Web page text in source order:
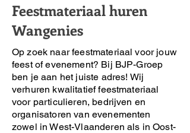
Feestmateriaal huren
Wangenies
Op zoek naar feestmateriaal voor jouw
feest of evenement? Bij BJP-Groep
ben je aan het juiste adres! Wij
verhuren kwalitatief feestmateriaal
voor particulieren, bedrijven en
organisatoren van evenementen
zowel in West-Vlaanderen als in Oost-